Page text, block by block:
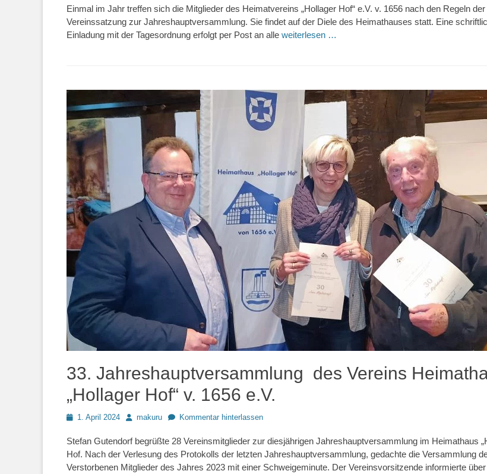
Einmal im Jahr treffen sich die Mitglieder des Heimatvereins „Hollager Hof“ e.V. v. 1656 nach den Regeln der
Vereinssatzung zur Jahreshauptversammlung. Sie findet auf der Diele des Heimathauses statt. Eine
Einladung mit der Tagesordnung erfolgt per Post an alle weiterlesen …
33. Jahreshauptversammlung des Vereins
„Hollager Hof“ v. 1656 e.V.
Posted1. April 2024 Autormakuru Kommentar hinterlassen
Stefan Gutendorf begrüßte 28 Vereinsmitglieder zur diesjährigen Jahreshauptversammlung im Heimathaus
Hof. Nach der Verlesung des Protokolls der letzten Jahreshauptversammlung, gedachte die Versammlung
Verstorbenen Mitglieder des Jahres 2023 mit einer Schweigeminute. Der Vereinsvorsitzende informierte